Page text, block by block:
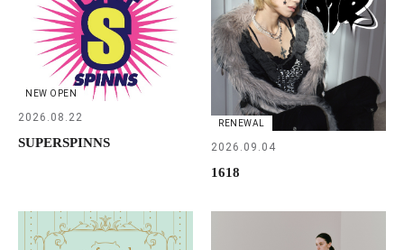
NEW OPEN
2026.08.22
SUPERSPINNS
RENEWAL
2026.09.04
1618